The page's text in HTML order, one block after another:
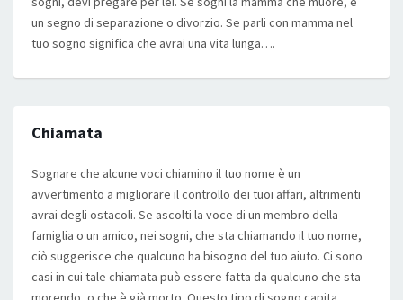
un segno di separazione o divorzio. Se parli con mamma nel
tuo sogno significa che avrai una vita lunga….
Chiamata
Sognare che alcune voci chiamino il tuo nome è un
avvertimento a migliorare il controllo dei tuoi affari, altrimenti
avrai degli ostacoli. Se ascolti la voce di un membro della
famiglia o un amico, nei sogni, che sta chiamando il tuo nome,
ciò suggerisce che qualcuno ha bisogno del tuo aiuto. Ci sono
casi in cui tale chiamata può essere fatta da qualcuno che sta